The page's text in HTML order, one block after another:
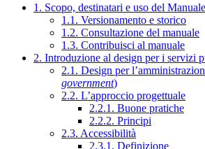
1. Scopo, destinatari e uso del
1.1. Versionamento e storico
1.2. Consultazione del manuale
1.3. Contribuisci al manuale
2. Introduzione al design per i servizi
2.1. Design per
government)
2.2. L’approccio progettuale
2.2.1. Buone pratiche
2.2.2. Principi
2.3. Accessibilità
2.3.1. Definizione